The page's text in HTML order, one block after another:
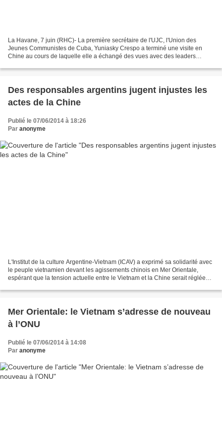
La Havane, 7 juin (RHC)- La première secrétaire de l'UJC, l'Union des
Jeunes Communistes de Cuba, Yuniasky Crespo a terminé une visite en
Chine au cours de laquelle elle a échangé des vues avec des leaders
Des responsables argentins jugent injustes les
actes de la Chine
Publié le 07/06/2014 à 18:26
Par anonyme
L'Institut de la culture Argentine-Vietnam (ICAV) a exprimé sa solidarité avec
le peuple vietnamien devant les agissements chinois en Mer Orientale,
espérant que la tension actuelle entre le Vietnam et la Chine serait réglée
Mer Orientale: le Vietnam s’adresse de nouveau
à l’ONU
Publié le 07/06/2014 à 14:08
Par anonyme